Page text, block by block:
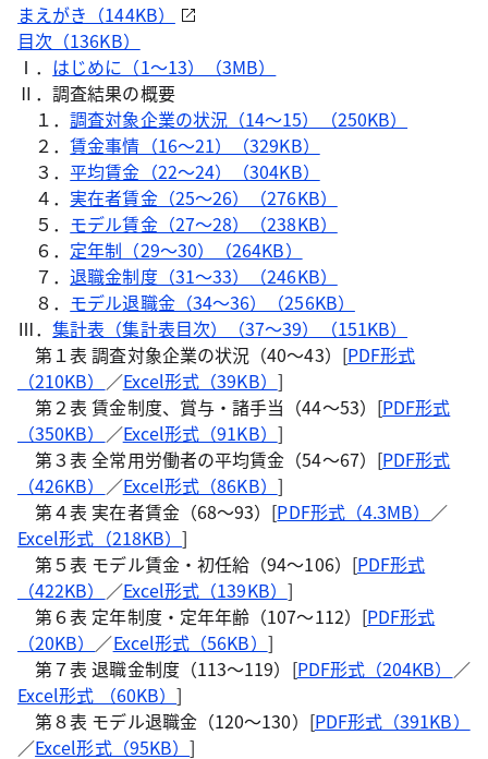
まえがき（144KB）
目次（136KB）
Ⅰ． はじめに（1～13）（3MB）
Ⅱ．調査結果の概要
１．調査対象企業の状況（14～15）（250KB）
２．賃金事情（16～21）（329KB）
３．平均賃金（22～24）（304KB）
４． 実在者賃金（25～26）（276KB）
５． モデル賃金（27～28）（238KB）
６． 定年制（29～30）（264KB）
７．退職金制度（31～33）（246KB）
８． モデル退職金（34～36）（256KB）
Ⅲ．集計表（集計表目次）（37～39）（151KB）
第１表 調査対象企業の状況（40～43）[PDF形式
（210KB） ／Excel形式（39KB） ]
第２表 賃金制度、賞与・諸手当（44～53）[PDF形式
（350KB） ／Excel形式（91KB） ]
第３表 全常用労働者の平均賃金（54～67）[PDF形式
（426KB） ／Excel形式（86KB） ]
第４表 実在者賃金（68～93）[PDF形式（4.3MB） ／
Excel形式（218KB）]
第５表 モデル賃金・初任給（94～106）[PDF形式
（422KB） ／Excel形式（139KB） ]
第６表 定年制度・定年年齢（107～112）[PDF形式
（20KB） ／Excel形式（56KB） ]
第７表 退職金制度（113～119）[PDF形式（204KB） ／
Excel形式 （60KB）]
第８表 モデル退職金（120～130）[PDF形式（391KB）
／Excel形式（95KB）]